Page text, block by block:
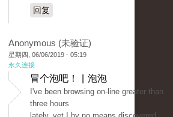
回复
Anonymous (未验证)
星期四, 06/06/2019 - 05:19
永久连接
冒个泡吧！ | 泡泡
I've been browsing on-line greater than
three hours